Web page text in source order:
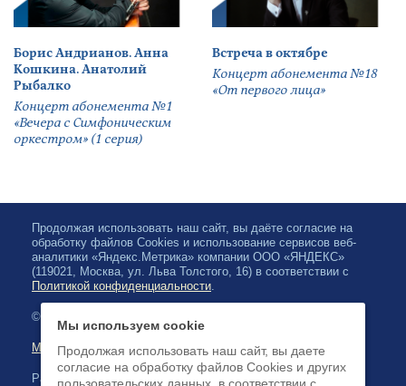
Борис Андрианов. Анна
Кошкина. Анатолий
Рыбалко
Концерт абонемента №1
«Вечера с Симфоническим
оркестром» (1 серия)
Встреча в октябре
Концерт абонемента №18
«От первого лица»
Продолжая использовать наш сайт, вы даёте согласие на
обработку файлов Cookies и использование сервисов веб-
аналитики «Яндекс.Метрика» компании ООО «ЯНДЕКС»
(119021, Москва, ул. Льва Толстого, 16) в соответствии с
Политикой конфиденциальности.
© 2026, Karelian State Philharmonic
Map of site
Payment by credit cards available
Мы используем cookie
Продолжая использовать наш сайт, вы даете
согласие на обработку файлов Cookies и других